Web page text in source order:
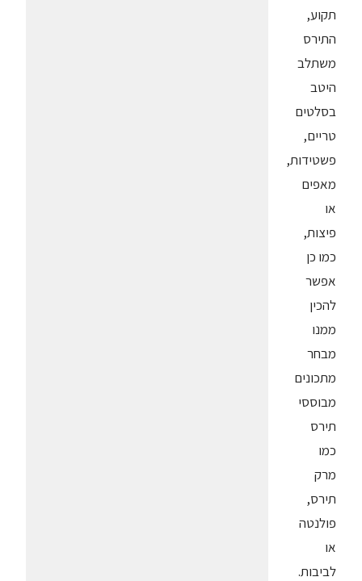
תקוע,
התירס
משתלב
היטב
בסלטים
טריים,
פשטידות,
מאפים
או
פיצות,
כמו כן
אפשר
להכין
ממנו
מבחר
מתכונים
מבוססי
תירס
כמו
מרק
תירס,
פולנטה
או
לביבות.